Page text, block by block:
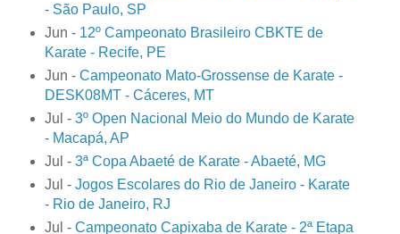
- São Paulo, SP
Jun - 12º Campeonato Brasileiro CBKTE de
Karate - Recife, PE
Jun - Campeonato Mato-Grossense de Karate -
DESK08MT - Cáceres, MT
Jul - 3º Open Nacional Meio do Mundo de Karate
- Macapá, AP
Jul - 3ª Copa Abaeté de Karate - Abaeté, MG
Jul - Jogos Escolares do Rio de Janeiro - Karate
- Rio de Janeiro, RJ
Jul - Campeonato Capixaba de Karate - 2ª Etapa